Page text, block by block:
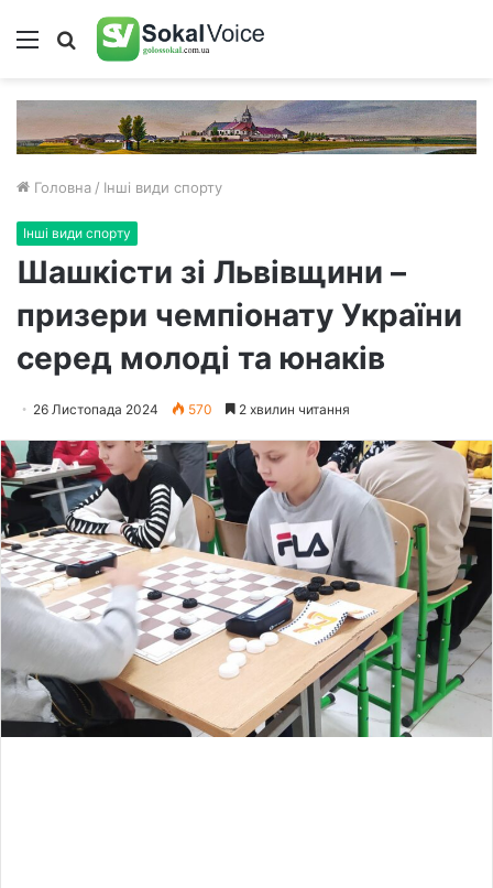
Меню Пошук
Головна / Інші види спорту
Інші види спорту
Шашкісти зі Львівщини –
призери чемпіонату України
серед молоді та юнаків
26 Листопада 2024 570 2 хвилин читання